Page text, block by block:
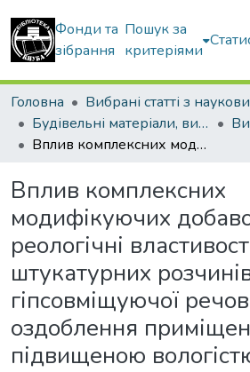
Фонди та
зібрання
Пошук за
критеріями
Головна
Будівельні матеріали, вироби та санітарна техніка
Вплив комплексних модифікуючих добавок на реологічні властивості штукатурних розчинів з гіпсовміщуючої речовини для оздоблення приміщень з підвищеною вологістю
Вплив комплексних
модифікуючих
реологічні
штукатурних
гіпсовміщуючої
оздоблення
підвищеною